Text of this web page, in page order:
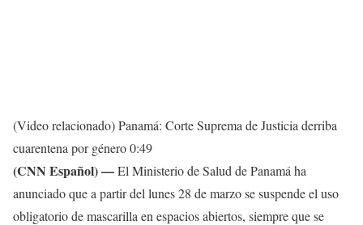
(Video relacionado) Panamá: Corte Suprema de Justicia derriba
cuarentena por género0:49
(CNN Español) ––El Ministerio de Salud de Panamá ha
anunciado que a partir del lunes 28 de marzo se suspende el uso
obligatorio de mascarilla en espacios abiertos, siempre que se